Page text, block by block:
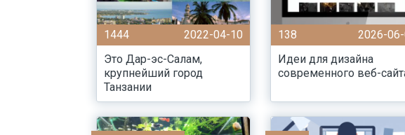
1444
2022-04-10
Это Дар-эс-Салам,
крупнейший город
Танзании
138
2026-
Идеи для дизайна
современного веб-